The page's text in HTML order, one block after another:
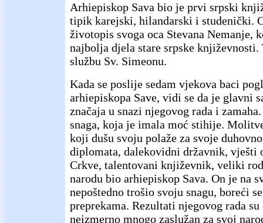
Arhiepiskop Sava bio je prvi srpski
tipik karejski, hilandarski i studenički.
životopis svoga oca Stevana Nemanje,
najbolja djela stare srpske književnosti.
službu Sv. Simeonu.
Kada se poslije sedam vjekova baci
arhiepiskopa Save, vidi se da je glavni
značaja u snazi njegovog rada i
snaga, koja je imala moć stihije.
koji dušu svoju polaže za svoje
diplomata, dalekovidni državnik, vješti
Crkve, talentovani književnik, veliki
narodu bio arhiepiskop Sava. On je na
nepoštedno trošio svoju snagu, boreći
preprekama. Rezultati njegovog rada
neizmerno mnogo zaslužan za svoj